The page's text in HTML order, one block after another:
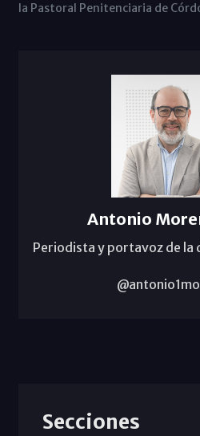
la Pastoral Penitenciaria de
Antonio
Periodista y portavoz de la
Secciones